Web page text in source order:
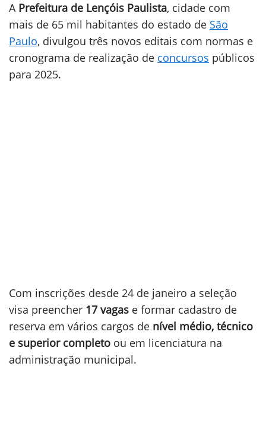
APrefeitura de Lençóis Paulista, cidade com
mais de 65 mil habitantes do estado de São
Paulo, divulgou três novos editais com normas e
cronograma de realização de concursos públicos
para 2025.
Com inscrições desde 24 de janeiro a seleção
visa preencher 17 vagas e formar cadastro de
reserva em vários cargos de nível médio, técnico
e superior completo ou em licenciatura na
administração municipal.